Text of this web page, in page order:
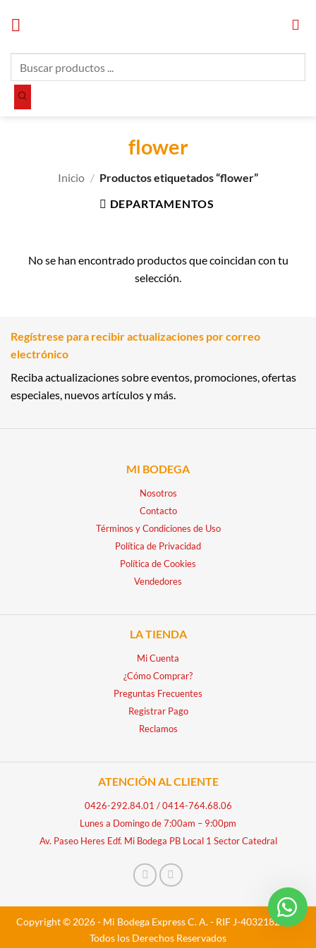
productos
flower
Inicio / Productos etiquetados “flower”
DEPARTAMENTOS
No se han encontrado productos que coincidan con tu
selección.
Regístrese para recibir actualizaciones por correo
electrónico
Reciba actualizaciones sobre eventos, promociones, ofertas
especiales, nuevos artículos y más.
MI BODEGA
Nosotros
Contacto
Términos y Condiciones de Uso
Política de Privacidad
Política de Cookies
Vendedores
LA TIENDA
Mi Cuenta
¿Cómo Comprar?
Preguntas Frecuentes
Registrar Pago
Reclamos
ATENCIÓN AL CLIENTE
0426-292.84.01 /0414-764.68.06
Lunes a Domingo de 7:00am – 9:00pm
Av. Paseo Heres Edf. Mi Bodega PB Local 1 Sector Catedral
Copyright © 2026 - Mi Bodega Express C. A. - RIF J-40321828-5 -
Todos los Derechos Reservados